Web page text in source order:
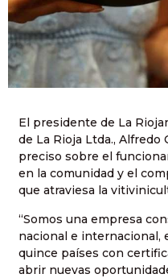
El presidente de La
de La Rioja Ltda., Alfredo
preciso sobre el
en la comunidad y el
que atraviesa la
“Somos una empresa
nacional e internacional,
quince países con
abrir nuevas